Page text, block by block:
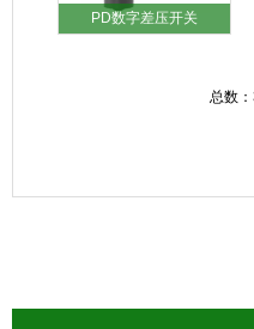
PD数字差压开关
总数